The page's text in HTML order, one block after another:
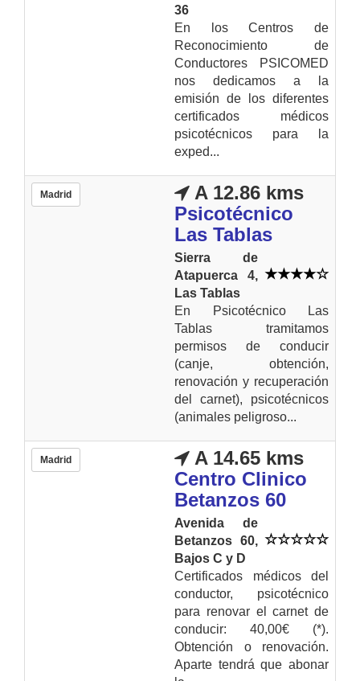
36
En los Centros de
Reconocimiento de
Conductores PSICOMED
nos dedicamos a la
emisión de los diferentes
certificados médicos
psicotécnicos para la
exped...
Madrid
A 12.86 kms
Psicotécnico
Las Tablas
Sierra de
Atapuerca 4,
Las Tablas
En Psicotécnico Las
Tablas tramitamos
permisos de conducir
(canje, obtención,
renovación y recuperación
del carnet), psicotécnicos
(animales peligroso...
Madrid
A 14.65 kms
Centro Clinico
Betanzos 60
Avenida de
Betanzos 60,
Bajos C y D
Certificados médicos del
conductor, psicotécnico
para renovar el carnet de
conducir: 40,00€ (*).
Obtención o renovación.
Aparte tendrá que abonar